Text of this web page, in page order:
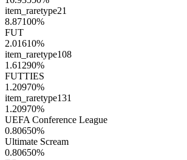
item_raretype21
8.87100%
FUT
2.01610%
item_raretype108
1.61290%
FUTTIES
1.20970%
item_raretype131
1.20970%
UEFA Conference League
0.80650%
Ultimate Scream
0.80650%